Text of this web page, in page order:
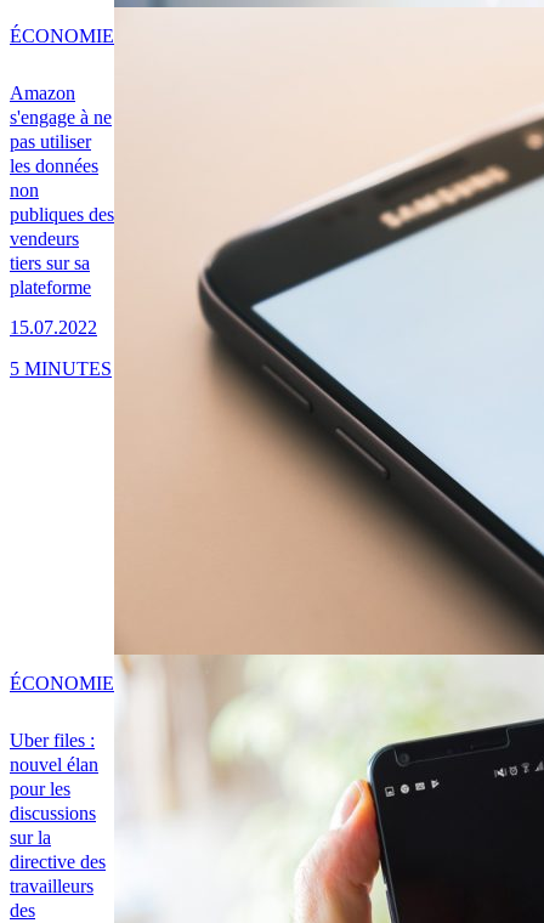
Amazon
s'engage à ne
pas utiliser
les données
non
publiques des
vendeurs
tiers sur sa
plateforme
15.07.2022
ÉCONOMIE
5 MINUTES
Uber files :
nouvel élan
pour les
discussions
sur la
directive des
travailleurs
des
ÉCONOMIE